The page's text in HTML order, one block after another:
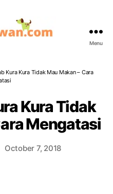
Menu
Kura Kura Tidak Mau Makan – Cara
Kura Tidak
Mengatasi
October 7, 2018